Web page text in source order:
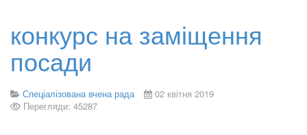
конкурс на заміщення
посади
Спеціалізована вчена рада
02 квітня 2019
Перегляди: 45287